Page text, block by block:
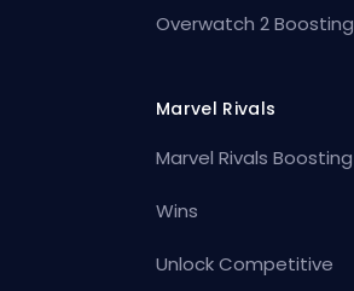
Overwatch 2 Boosting
Marvel Rivals
Marvel Rivals Boosting
Wins
Unlock Competitive